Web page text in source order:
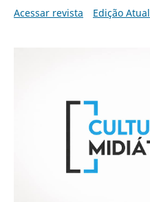
Acessar revista
Edição Atual